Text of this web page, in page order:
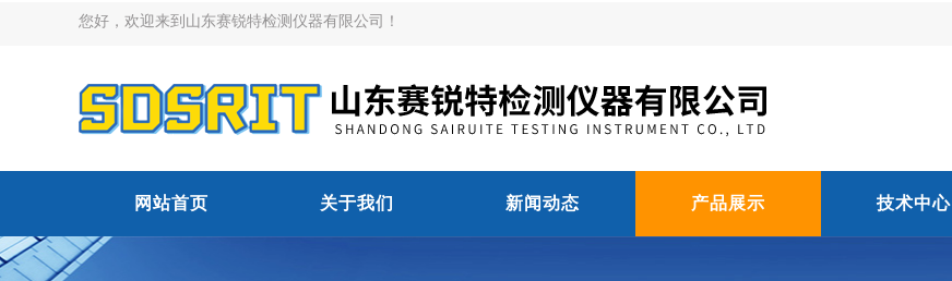
您好，欢迎来到山东赛锐特检测仪器有限公司！
网站首页 关于我们 新闻动态 产品展示 技术中心